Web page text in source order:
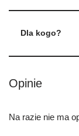
Dla kogo?
Opinie
Na razie nie ma